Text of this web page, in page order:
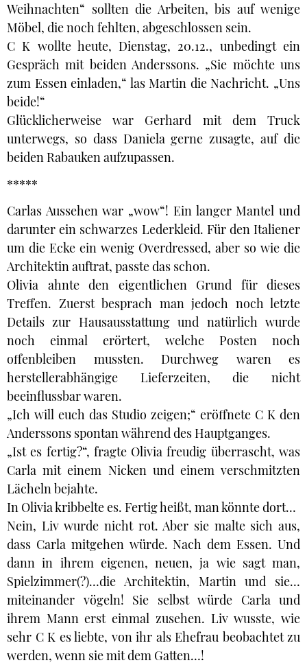
Weihnachten“ sollten die Arbeiten, bis auf wenige
Möbel, die noch fehlten, abgeschlossen sein.
C K wollte heute, Dienstag, 20.12., unbedingt ein
Gespräch mit beiden Anderssons. „Sie möchte uns
zum Essen einladen,“ las Martin die Nachricht. „Uns
beide!“
Glücklicherweise war Gerhard mit dem Truck
unterwegs, so dass Daniela gerne zusagte, auf die
beiden Rabauken aufzupassen.
*****
Carlas Aussehen war „wow“! Ein langer Mantel und
darunter ein schwarzes Lederkleid. Für den Italiener
um die Ecke ein wenig Overdressed, aber so wie die
Architektin auftrat, passte das schon.
Olivia ahnte den eigentlichen Grund für dieses
Treffen. Zuerst besprach man jedoch noch letzte
Details zur Hausausstattung und natürlich wurde
noch einmal erörtert, welche Posten noch
offenbleiben mussten. Durchweg waren es
herstellerabhängige Lieferzeiten, die nicht
beeinflussbar waren.
„Ich will euch das Studio zeigen;“ eröffnete C K den
Anderssons spontan während des Hauptganges.
„Ist es fertig?“, fragte Olivia freudig überrascht, was
Carla mit einem Nicken und einem verschmitzten
Lächeln bejahte.
In Olivia kribbelte es. Fertig heißt, man könnte dort…
Nein, Liv wurde nicht rot. Aber sie malte sich aus,
dass Carla mitgehen würde. Nach dem Essen. Und
dann in ihrem eigenen, neuen, ja wie sagt man,
Spielzimmer(?)…die Architektin, Martin und sie…
miteinander vögeln! Sie selbst würde Carla und
ihrem Mann erst einmal zusehen. Liv wusste, wie
sehr C K es liebte, von ihr als Ehefrau beobachtet zu
werden, wenn sie mit dem Gatten…!